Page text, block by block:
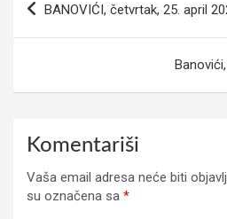
BANOVIĆI, četvrtak, 25. april
Komentariši
Vaša email adresa neće biti
su označena sa *